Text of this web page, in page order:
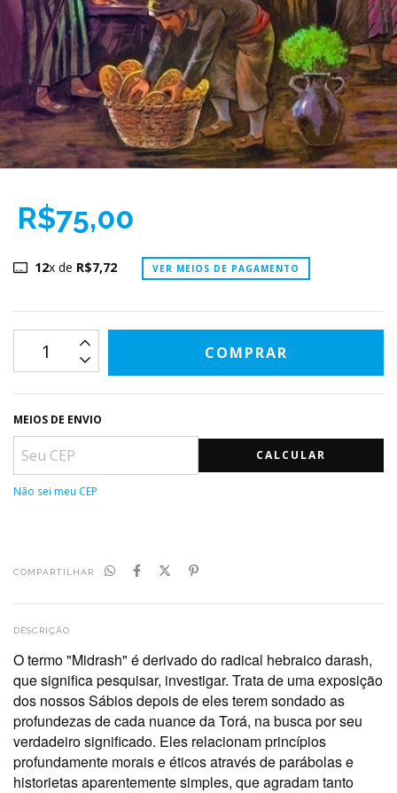
R$75,00
12x de R$7,72 VER MEIOS DE PAGAMENTO
MEIOS DE ENVIO
CALCULAR
Não sei meu CEP
COMPARTILHAR
DESCRIÇÃO
O termo "Midrash" é derivado do radical hebraico darash,
que significa pesquisar, investigar. Trata de uma exposição
dos nossos Sábios depois de eles terem sondado as
profundezas de cada nuance da Torá, na busca por seu
verdadeiro significado. Eles relacionam princípios
profundamente morais e éticos através de parábolas e
historietas aparentemente simples, que agradam tanto